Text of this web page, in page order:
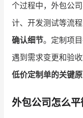
个过程中，外包公
计、开发测试等流程
确认细节。定制项
遇到需求变更和验
低价定制单的关键
外包公司怎么平